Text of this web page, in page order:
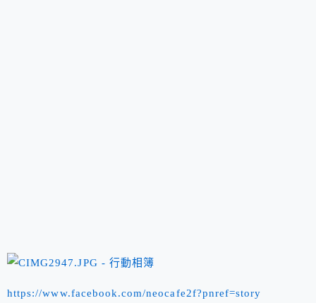
https://www.facebook.com/neocafe2f?pnref=story